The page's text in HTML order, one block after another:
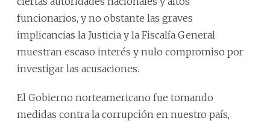
funcionarios, y no obstante las graves
implicancias la Justicia y la Fiscalía General
muestran escaso interés y nulo compromiso por
investigar las acusaciones.
El Gobierno norteamericano fue tomando
medidas contra la corrupción en nuestro país,